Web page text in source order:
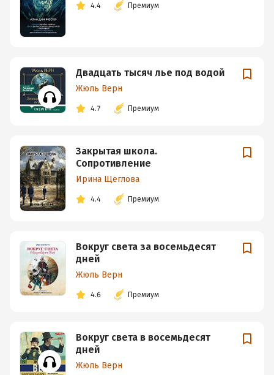
4.4 Премиум
Двадцать тысяч лье под водой
Жюль Верн
4.7 Премиум
Закрытая школа.
Сопротивление
Ирина Щеглова
4.4 Премиум
Вокруг света за восемьдесят
дней
Жюль Верн
4.6 Премиум
Вокруг света в восемьдесят
дней
Жюль Верн